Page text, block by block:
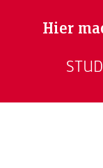
Hier